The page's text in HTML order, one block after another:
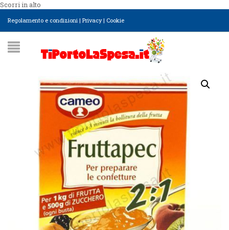
Scorri in alto
Regolamento e condizioni | Privacy| Cookie